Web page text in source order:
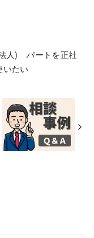
人) パートを正社
いたい